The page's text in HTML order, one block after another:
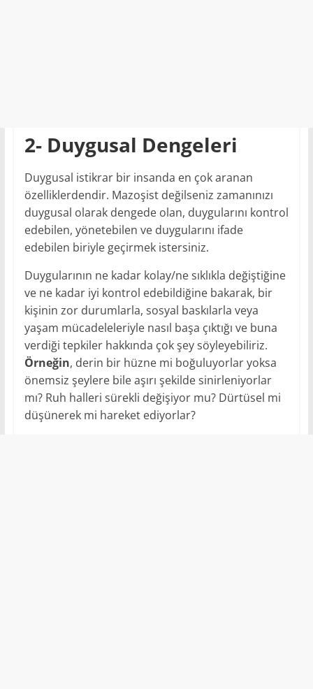
2- Duygusal Dengeleri
Duygusal istikrar bir insanda en çok aranan
özelliklerdendir. Mazoşist değilseniz zamanınızı
duygusal olarak dengede olan, duygularını kontrol
edebilen, yönetebilen ve duygularını ifade
edebilen biriyle geçirmek istersiniz.
Duygularının ne kadar kolay/ne sıklıkla değiştiğine
ve ne kadar iyi kontrol edebildiğine bakarak, bir
kişinin zor durumlarla, sosyal baskılarla veya
yaşam mücadeleleriyle nasıl başa çıktığı ve buna
verdiği tepkiler hakkında çok şey söyleyebiliriz.
Örneğin, derin bir hüzne mi boğuluyorlar yoksa
önemsiz şeylere bile aşırı şekilde sinirleniyorlar
mı? Ruh halleri sürekli değişiyor mu? Dürtüsel mi
düşünerek mi hareket ediyorlar?